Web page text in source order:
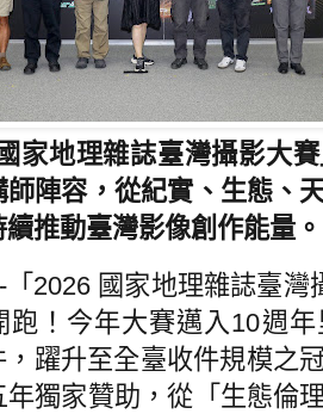
國家地理雜誌臺灣攝影大
師陣容，從紀實、生態、
續推動臺灣影像創作能量
「 2026 國家地理雜誌臺灣
跑！今年大賽邁入10週
，躍升至全臺收件規模之
年獨家贊助，從「生態倫